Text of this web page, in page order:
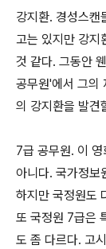
강지환. 경성스캔
고는 있지만 강지
것 같다. 그동안
공무원'에서 그의
의 강지환을 발견
7급 공무원. 이
아니다. 국가정보
하지만 국정원도
또 국정원 7급은
도 좀 다르다. 고